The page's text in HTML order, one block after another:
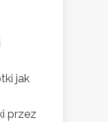
jak
przez